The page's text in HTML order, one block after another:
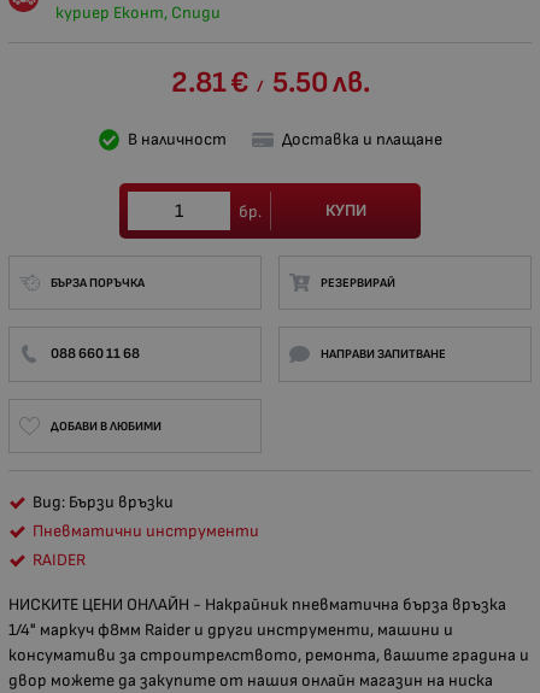
куриер Еконт, Спиди
2.81€ / 5.50лв.
В наличност Доставка и плащане
бр. КУПИ
БЪРЗА ПОРЪЧКА РЕЗЕРВИРАЙ
088 660 11 68 НАПРАВИ ЗАПИТВАНЕ
ДОБАВИ В ЛЮБИМИ
Вид: Бързи връзки
Пневматични инструменти
RAIDER
НИСКИТЕ ЦЕНИ ОНЛАЙН - Накрайник пневматична бърза връзка
1/4" маркуч ф8мм Raider и други инструменти, машини и
консумативи за строитрелството, ремонта, вашите градина и
двор можете да закупите от нашия онлайн магазин на ниска